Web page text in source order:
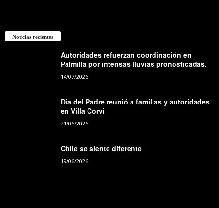
Noticias recientes
Autoridades refuerzan coordinación en
Palmilla por intensas lluvias pronosticadas.
14/07/2026
Día del Padre reunió a familias y autoridades
en Villa Corvi
21/06/2026
Chile se siente diferente
19/06/2026